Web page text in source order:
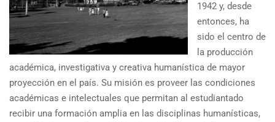
1942 y, desde
entonces, ha
sido el centro de
la producción
académica, investigativa y creativa humanística de mayor
proyección en el país. Su misión es proveer las condiciones
académicas e intelectuales que permitan al estudiantado
recibir una formación amplia en las disciplinas humanísticas,